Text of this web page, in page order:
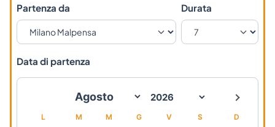
Partenza da Durata
Data di partenza
L M M G V S D